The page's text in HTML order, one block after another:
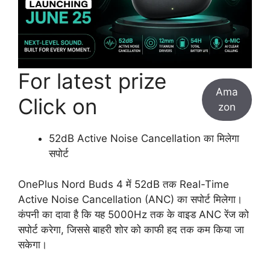
For latest prize
Click on
Ama
zon
52dB Active Noise Cancellation का मिलेगा
सपोर्ट
OnePlus Nord Buds 4 में 52dB तक Real-Time
Active Noise Cancellation (ANC) का सपोर्ट मिलेगा।
कंपनी का दावा है कि यह 5000Hz तक के वाइड ANC रेंज को
सपोर्ट करेगा, जिससे बाहरी शोर को काफी हद तक कम किया जा
सकेगा।